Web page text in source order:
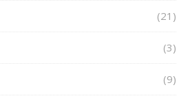
(21)
(3)
(9)